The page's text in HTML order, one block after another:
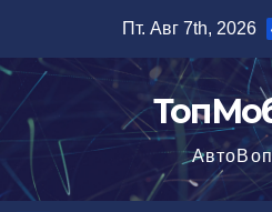
содержимому
Пт. Авг 7th, 2026